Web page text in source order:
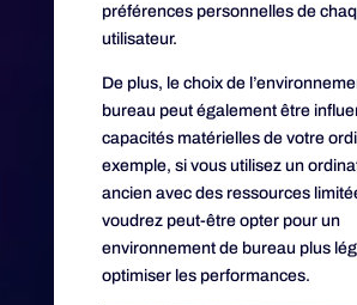
préférences personnelles de
utilisateur.
De plus, le choix de
bureau peut également être
capacités matérielles de votre
exemple, si vous utilisez un
ancien avec des ressources
voudrez peut-être opter pour un
environnement de bureau plus
optimiser les performances.